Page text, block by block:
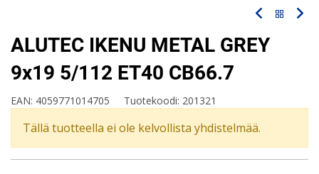
ALUTEC IKENU METAL GREY
9x19 5/112 ET40 CB66.7
EAN: 4059771014705 Tuotekoodi: 201321
Tällä tuotteella ei ole kelvollista yhdistelmää.